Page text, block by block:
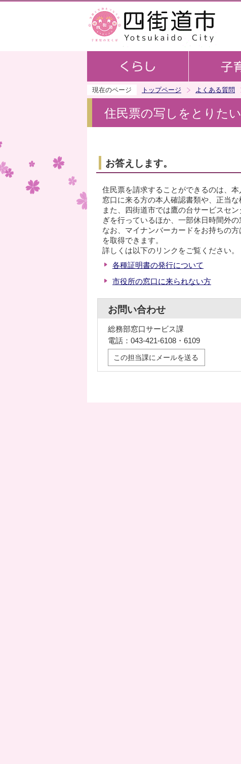
現在のページ トップページ よくある質問
住民票の写しをとりた
お答えします。
住民票を請求することができるのは、
窓口に来る方の本人確認書類や、正当
また、四街道市では鷹の台サービスセ
ぎを行っているほか、一部休日時間外の
なお、マイナンバーカードをお持ちの
を取得できます。
詳しくは以下のリンクをご覧ください。
各種証明書の発行について
市役所の窓口に来られない方
お問い合わせ
総務部窓口サービス課
電話：043-421-6108・6109
この担当課にメールを送る